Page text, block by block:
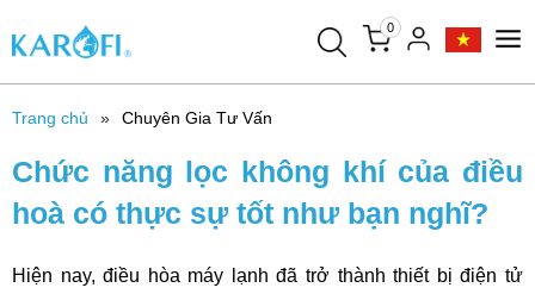
0
Trang chủ Chuyên Gia Tư Vấn
Chức năng lọc không khí của điều
hoà có thực sự tốt như bạn nghĩ?
Hiện nay, điều hòa máy lạnh đã trở thành thiết bị điện tử